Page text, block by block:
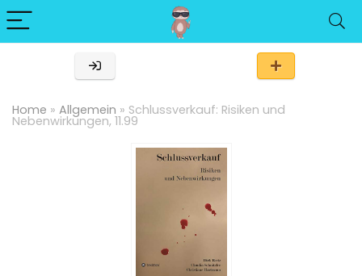
Home » Allgemein » Schlussverkauf: Risiken und
Nebenwirkungen, 11.99